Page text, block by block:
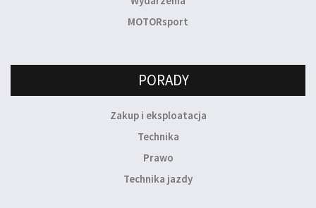
MOTORsport
PORADY
Zakup i eksploatacja
Technika
Prawo
Technika jazdy